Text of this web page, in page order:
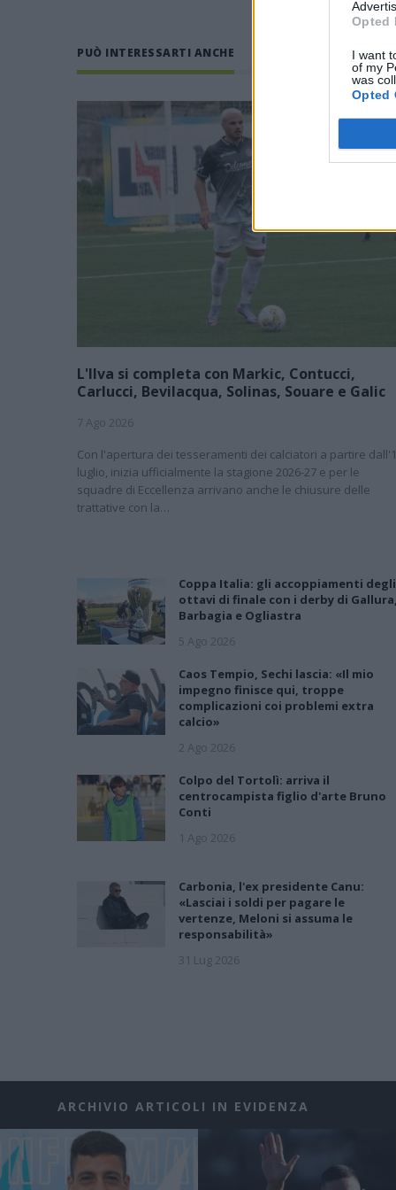
Opted
I want
of my
was
Opted
PUÒ INTERESSARTI ANCHE
L'Ilva si completa con Markic, Contucci,
Carlucci, Bevilacqua, Solinas, Souare e Galic
7 Ago 2026
Con l'apertura dei tesseramenti dei calciatori a partire dall'1
luglio, inizia ufficialmente la stagione 2026-27 e per le
squadre di Eccellenza arrivano anche le chiusure delle
trattative con la…
Coppa Italia: gli accoppiamenti degli
ottavi di finale con i derby di Gallura,
Barbagia e Ogliastra
5 Ago 2026
Caos Tempio, Sechi lascia: «Il mio
impegno finisce qui, troppe
complicazioni coi problemi extra
calcio»
2 Ago 2026
Colpo del Tortolì: arriva il
centrocampista figlio d'arte Bruno
Conti
1 Ago 2026
Carbonia, l'ex presidente Canu:
«Lasciai i soldi per pagare le
vertenze, Meloni si assuma le
responsabilità»
31 Lug 2026
ARCHIVIO ARTICOLI IN EVIDENZA